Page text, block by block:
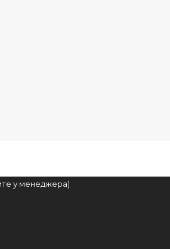
у менеджера)